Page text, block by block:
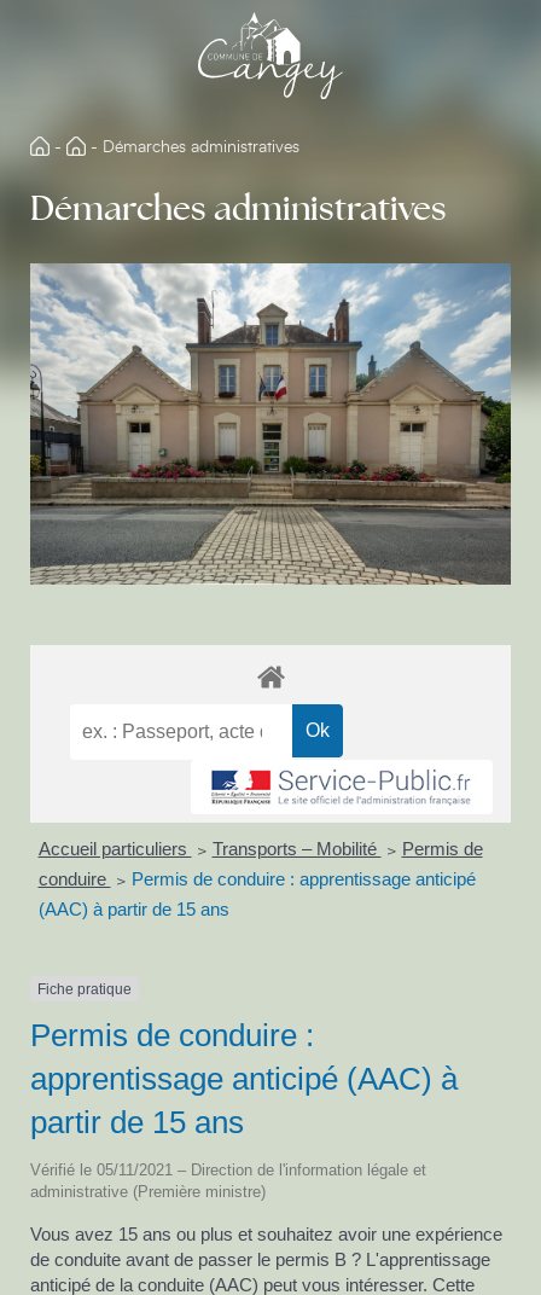
- - Démarches administratives
Démarches administratives
Accueil particuliers > Transports – Mobilité > Permis de
conduire
> Permis de conduire : apprentissage anticipé
(AAC) à partir de 15 ans
Fiche pratique
Permis de conduire :
apprentissage anticipé (AAC) à
partir de 15 ans
Vérifié le 05/11/2021 – Direction de l'information légale et
administrative (Première ministre)
Vous avez 15 ans ou plus et souhaitez avoir une expérience
de conduite avant de passer le permis B ? L'apprentissage
anticipé de la conduite (AAC) peut vous intéresser. Cette